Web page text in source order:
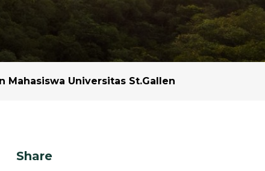
Ekstraksi
Program
Mahasiswa Universitas St.Gallen
Share